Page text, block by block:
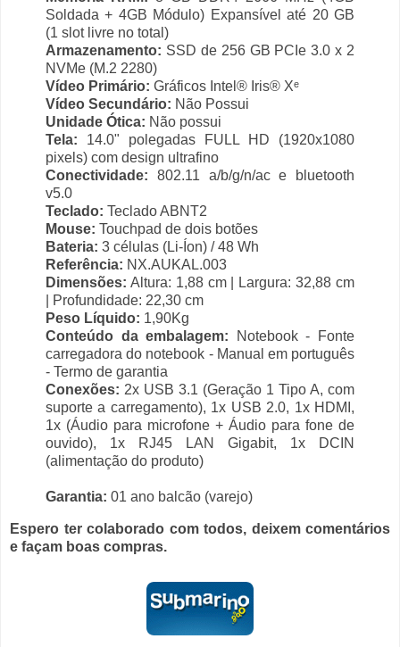
Soldada + 4GB Módulo) Expansível até 20 GB
(1 slot livre no total)
Armazenamento: SSD de 256 GB PCIe 3.0 x 2
NVMe (M.2 2280)
Vídeo Primário: Gráficos Intel® Iris® Xᵉ
Vídeo Secundário: Não Possui
Unidade Ótica: Não possui
Tela: 14.0" polegadas FULL HD (1920x1080
pixels) com design ultrafino
Conectividade: 802.11 a/b/g/n/ac e bluetooth
v5.0
Teclado: Teclado ABNT2
Mouse: Touchpad de dois botões
Bateria: 3 células (Li-Íon) / 48 Wh
Referência: NX.AUKAL.003
Dimensões: Altura: 1,88 cm | Largura: 32,88 cm
| Profundidade: 22,30 cm
Peso Líquido: 1,90Kg
Conteúdo da embalagem: Notebook - Fonte
carregadora do notebook - Manual em português
- Termo de garantia
Conexões: 2x USB 3.1 (Geração 1 Tipo A, com
suporte a carregamento), 1x USB 2.0, 1x HDMI,
1x (Áudio para microfone + Áudio para fone de
ouvido), 1x RJ45 LAN Gigabit, 1x DCIN
(alimentação do produto)
Garantia: 01 ano balcão (varejo)
Espero ter colaborado com todos, deixem comentários
e façam boas compras.